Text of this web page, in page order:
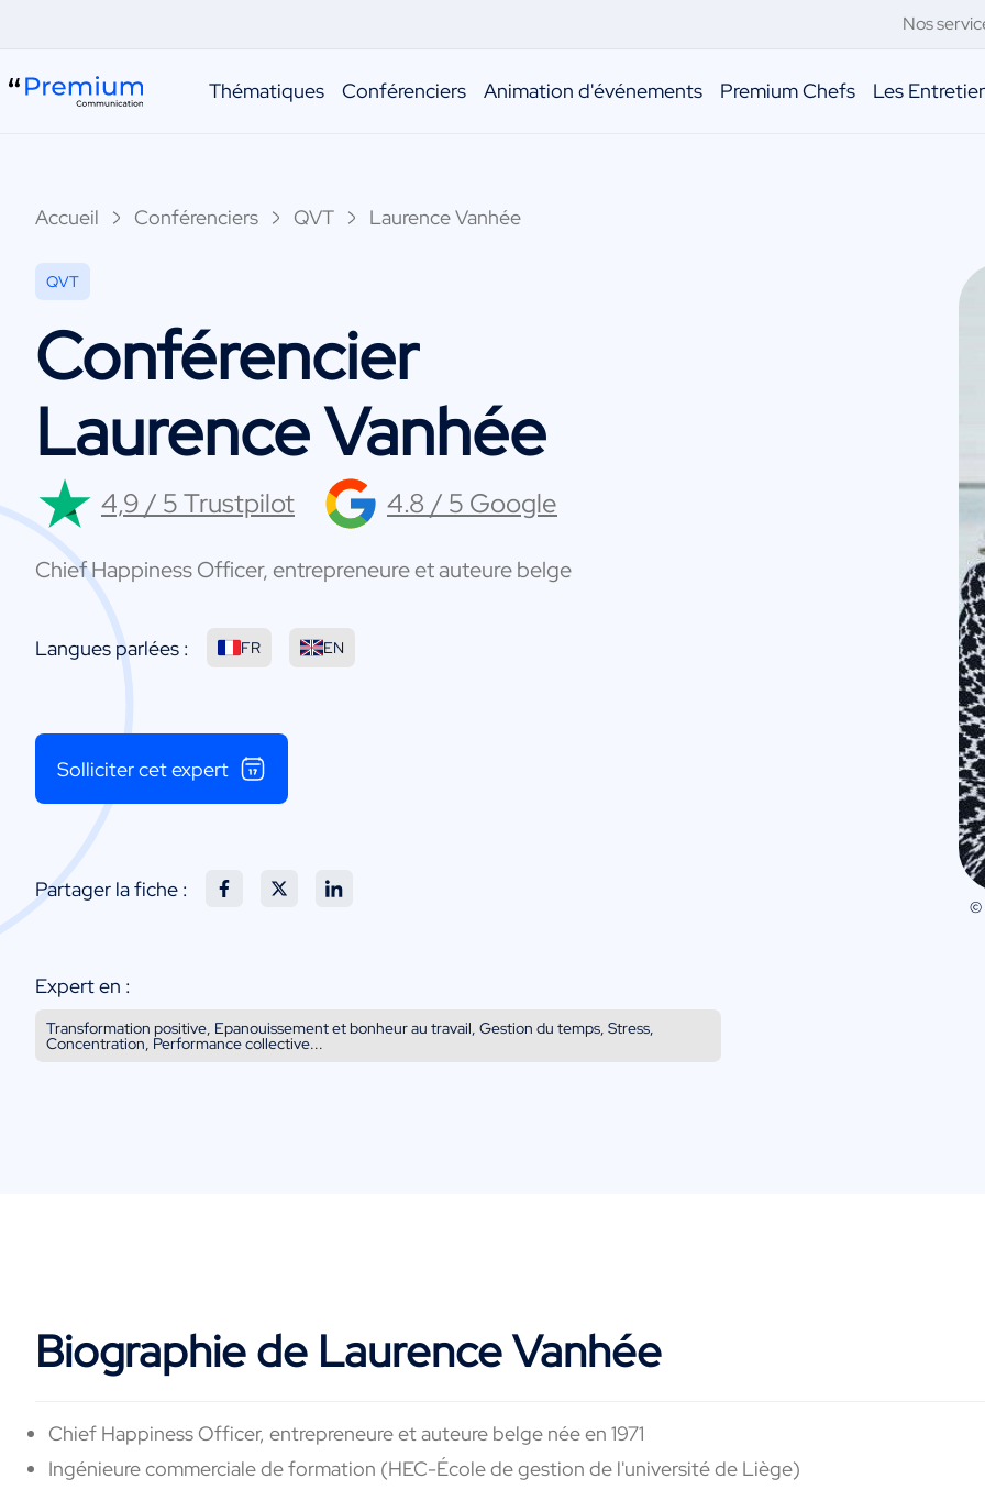
Nos
Thématiques Conférenciers Animation d'événements Premium Chefs Les
Accueil Conférenciers QVT Laurence Vanhée
©
QVT
Conférencier
Laurence Vanhée
4,9 / 5 Trustpilot 4.8 / 5 Google
Chief Happiness Officer, entrepreneure et auteure belge
Langues parlées : FR EN
Solliciter cet expert
Partager la fiche :
Expert en :
Transformation positive, Epanouissement et bonheur au travail, Gestion du temps, Stress,
Concentration, Performance collective...
Biographie de Laurence Vanhée
Chief Happiness Officer, entrepreneure et auteure belge née en 1971
Ingénieure commerciale de formation (HEC-École de gestion de l'université de Liège)